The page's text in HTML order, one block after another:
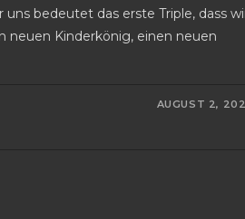
uns bedeutet das erste Triple, dass
neuen Kinderkönig, einen neuen
AUGUST 2,